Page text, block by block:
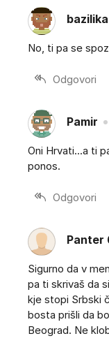
No, ti pa se
Odgovori
Pamir
Oni Hrvati...a ti
ponos.
Odgovori
Panter
Sigurno da v
pa ti skrivaš da
kje stopi Srbski
bosta prišli da
Beograd. Ne